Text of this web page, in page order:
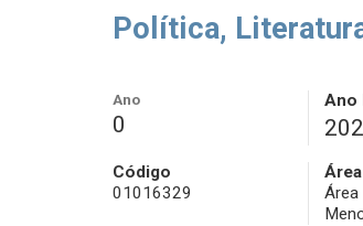
Política,
Ano
0
Ano
Código
01016329
Área